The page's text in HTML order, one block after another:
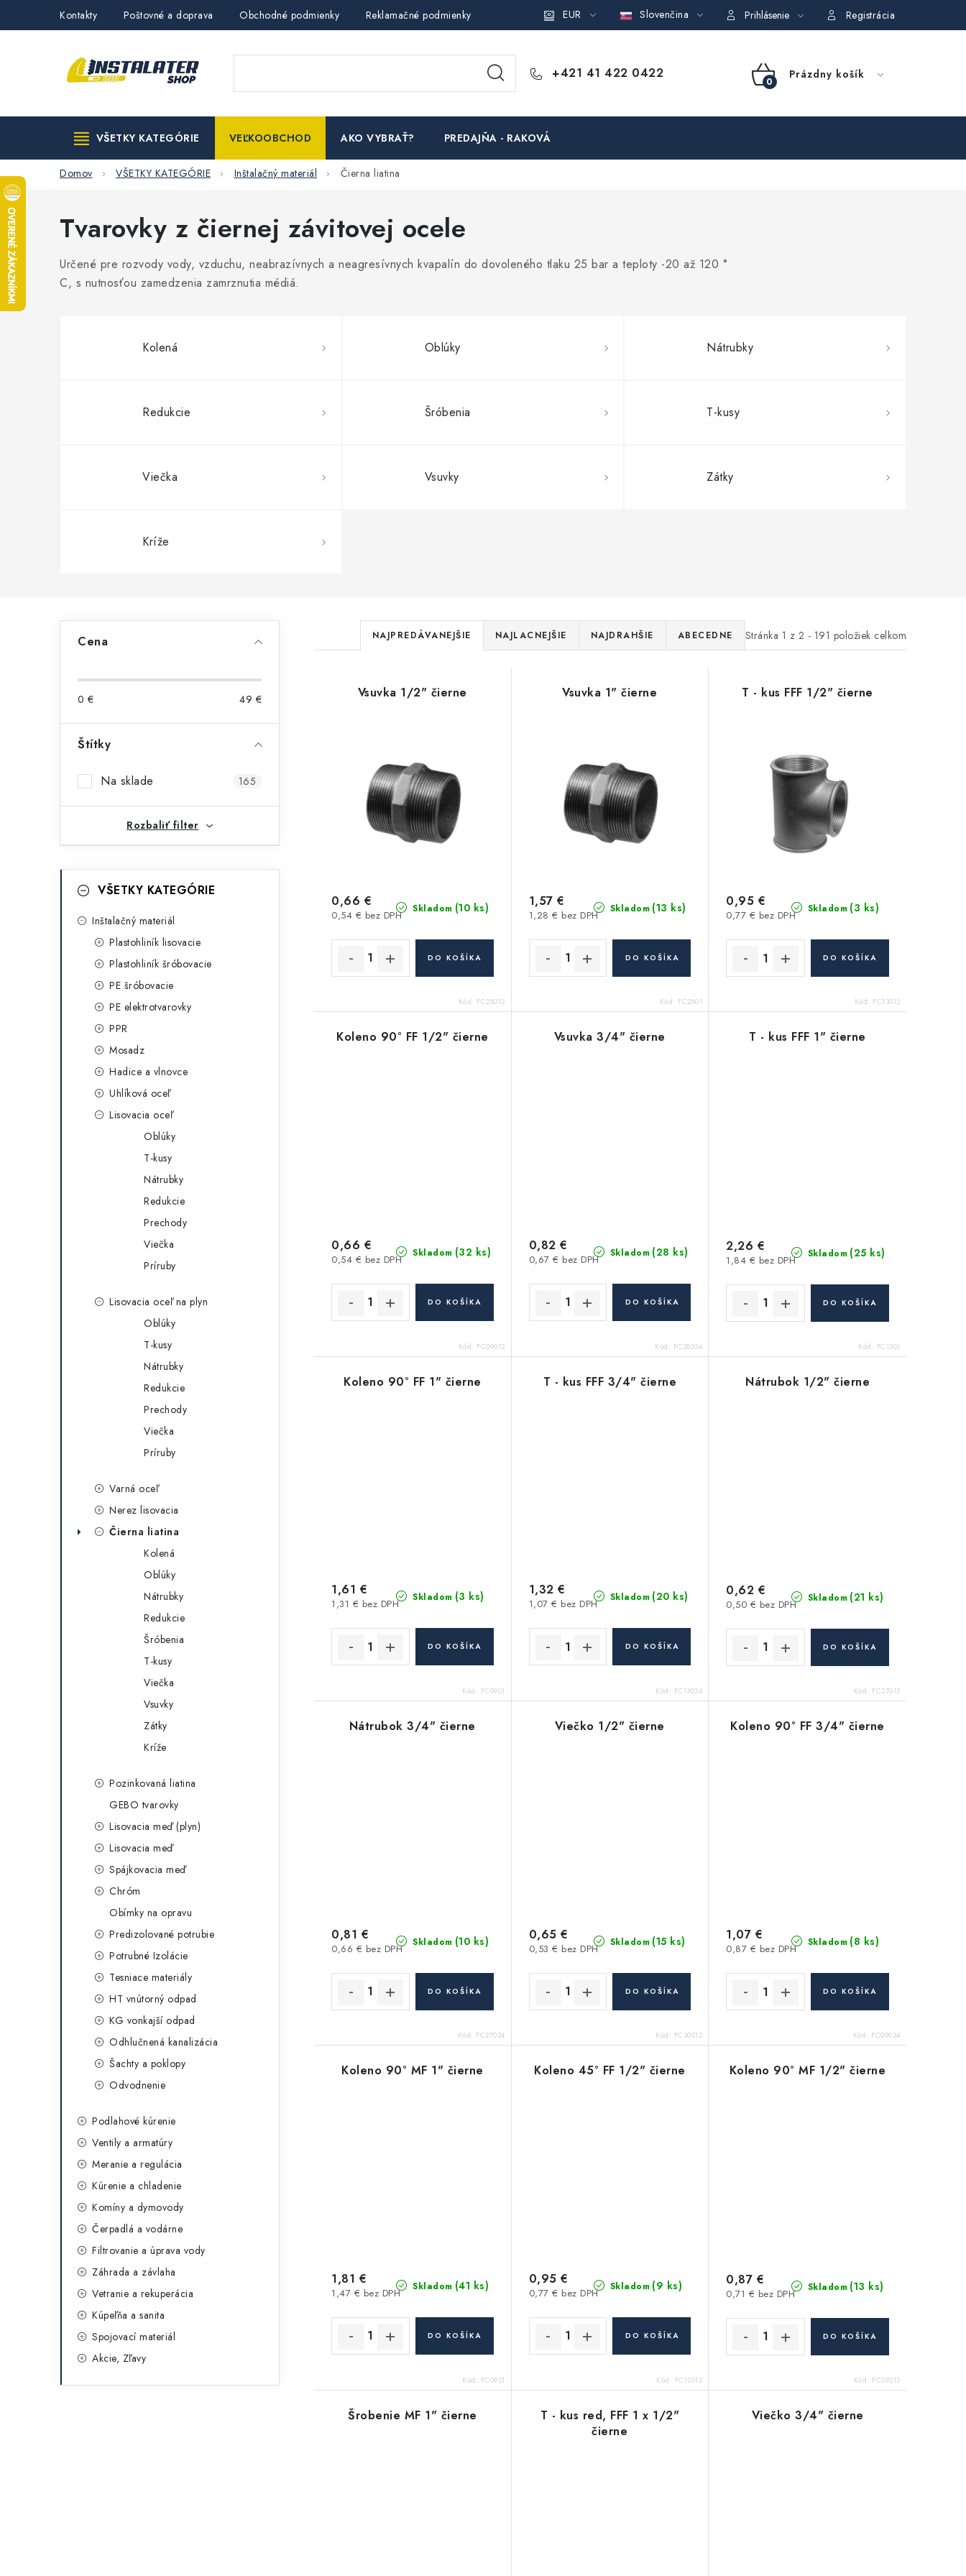
Kontakty Poštovné a doprava Obchodné podmienky Reklamačné podmienky Podmienky ochrany osobných údajov Obchodné podmienky požičovne náradia
EUR Slovenčina Prihlásenie Registrácia
+421 41 422 0422
NÁKUPNÝ
Prázdny košík
VŠETKY KATEGÓRIE VEĽKOOBCHOD AKO VYBRAŤ? PREDAJŇA - RAKOVÁ
Domov VŠETKY KATEGÓRIE Inštalačný materiál Čierna liatina
Tvarovky z čiernej závitovej ocele
Určené pre rozvody vody, vzduchu, neabrazívnych a neagresívnych kvapalín do dovoleného tlaku 25 bar a teploty -20 až 120 °
C, s nutnosťou zamedzenia zamrznutia médiá.
Kolená Oblúky Nátrubky
Redukcie Šróbenia T-kusy
Viečka Vsuvky Zátky
Kríže
n
a
e
l
Cena
0 € 49 €
Štítky
Na sklade 165
Rozbaliť filter
kategórieVŠETKY KATEGÓRIE
Inštalačný materiál
Plastohliník lisovacie
Plastohliník šróbovacie
PE šróbovacie
PE elektrotvarovky
PPR
Mosadz
Hadice a vlnovce
Uhlíková oceľ
Lisovacia oceľ
Oblúky
T-kusy
Nátrubky
Redukcie
Prechody
Viečka
Príruby
Lisovacia oceľ na plyn
Oblúky
T-kusy
Nátrubky
Redukcie
Prechody
Viečka
Príruby
Varná oceľ
Nerez lisovacia
Čierna liatina
Kolená
Oblúky
Nátrubky
Redukcie
Šróbenia
T-kusy
Viečka
Vsuvky
Zátky
Kríže
Pozinkovaná liatina
GEBO tvarovky
Lisovacia meď (plyn)
Lisovacia meď
Spájkovacia meď
Chróm
Obímky na opravu
Predizolované potrubie
Potrubné Izolácie
Tesniace materiály
HT vnútorný odpad
KG vonkajší odpad
Odhlučnená kanalizácia
Šachty a poklopy
Odvodnenie
Podlahové kúrenie
Ventily a armatúry
Meranie a regulácia
Kúrenie a chladenie
Komíny a dymovody
Čerpadlá a vodárne
Filtrovanie a úprava vody
Záhrada a závlaha
Vetranie a rekuperácia
Kúpeľňa a sanita
Spojovací materiál
Akcie, Zľavy
Stránka 1 z 2 - 191 položiek celkom
R
a
d
e
p
d
u
k
t
o
v
NAJPREDÁVANEJŠIE NAJLACNEJŠIE NAJDRAHŠIE ABECEDNE
o
Vsuvka 1/2" čierne
Skladom (10 ks)
0,54 € bez DPH
0,66 €
DO KOŠÍKA
Kód: FC28012
Vsuvka 1" čierne
Skladom (13 ks)
1,28 € bez DPH
1,57 €
DO KOŠÍKA
Kód: FC2801
T - kus FFF 1/2" čierne
Skladom (3 ks)
0,77 € bez DPH
0,95 €
DO KOŠÍKA
Kód: FC13012
Koleno 90° FF 1/2" čierne
Skladom (32 ks)
0,54 € bez DPH
0,66 €
DO KOŠÍKA
Kód: FC09012
Vsuvka 3/4" čierne
Skladom (28 ks)
0,67 € bez DPH
0,82 €
DO KOŠÍKA
Kód: FC28034
T - kus FFF 1" čierne
Skladom (25 ks)
1,84 € bez DPH
2,26 €
DO KOŠÍKA
Kód: FC1301
Koleno 90° FF 1" čierne
Skladom (3 ks)
1,31 € bez DPH
1,61 €
DO KOŠÍKA
Kód: FC0901
T - kus FFF 3/4" čierne
Skladom (20 ks)
1,07 € bez DPH
1,32 €
DO KOŠÍKA
Kód: FC13034
Nátrubok 1/2" čierne
Skladom (21 ks)
0,50 € bez DPH
0,62 €
DO KOŠÍKA
Kód: FC27012
Nátrubok 3/4" čierne
Skladom (10 ks)
0,66 € bez DPH
0,81 €
DO KOŠÍKA
Kód: FC27034
Viečko 1/2" čierne
Skladom (15 ks)
0,53 € bez DPH
0,65 €
DO KOŠÍKA
Kód: FC30012
Koleno 90° FF 3/4" čierne
Skladom (8 ks)
0,87 € bez DPH
1,07 €
DO KOŠÍKA
Kód: FC09034
Koleno 90° MF 1" čierne
Skladom (41 ks)
1,47 € bez DPH
1,81 €
DO KOŠÍKA
Kód: FC0921
Koleno 45° FF 1/2" čierne
Skladom (9 ks)
0,77 € bez DPH
0,95 €
DO KOŠÍKA
Kód: FC12012
Koleno 90° MF 1/2" čierne
Skladom (13 ks)
0,71 € bez DPH
0,87 €
DO KOŠÍKA
Kód: FC09212
Šrobenie MF 1" čierne
T - kus red, FFF 1 x 1/2"
čierne
Viečko 3/4" čierne